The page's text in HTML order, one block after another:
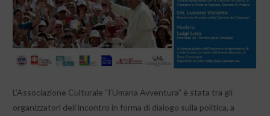
L’Associazione Culturale “l’Umana Avventura” è stata tra gli
organizzatori dell’incontro in forma di dialogo sulla politica, a